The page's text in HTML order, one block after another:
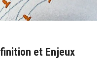
et Enjeux